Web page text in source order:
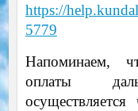
https://
5779
Напоминаем,
оплаты